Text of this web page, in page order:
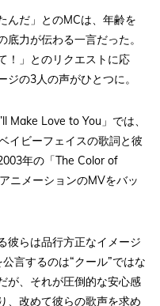
んだ」とのMCは、年齢を
力が伝わる一言だった。
！」とのリクエストに応
の3人の声がひとつに。
Make Love to You」では、
イビーフェイスの歌詞と彼
年の「The Color of
ニメーションのMVをバッ
彼らは品行方正なイメージ
言するのは“クール”ではな
が、それが圧倒的な安心感
、改めて彼らの歌声を求め